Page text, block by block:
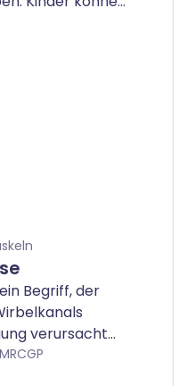
aber sie
Begriff, der
verursacht